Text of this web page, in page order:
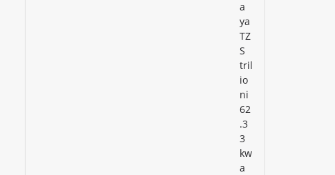
a
ya
TZ
S
tril
io
ni
62
.3
3
kw
a